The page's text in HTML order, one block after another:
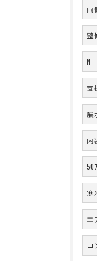
両
整
N
支
展
内
50
寒
エ
コ